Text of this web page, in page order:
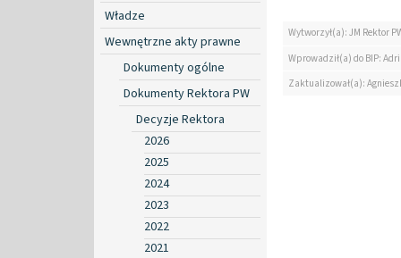
Władze
Wewnętrzne akty prawne
Dokumenty ogólne
Dokumenty Rektora PW
Decyzje Rektora
2026
2025
2024
2023
2022
2021
Wytworzył(a): JM Rektor
Wprowadził(a) do BIP:
Zaktualizował(a):